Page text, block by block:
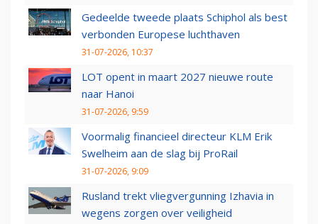
Gedeelde tweede plaats Schiphol als best
verbonden Europese luchthaven
31-07-2026, 10:37
LOT opent in maart 2027 nieuwe route
naar Hanoi
31-07-2026, 9:59
Voormalig financieel directeur KLM Erik
Swelheim aan de slag bij ProRail
31-07-2026, 9:09
Rusland trekt vliegvergunning Izhavia in
wegens zorgen over veiligheid